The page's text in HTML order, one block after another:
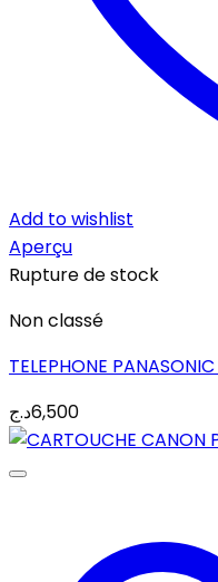
Add to wishlist
Aperçu
Rupture de stock
Non classé
TELEPHONE
6,500د.ج